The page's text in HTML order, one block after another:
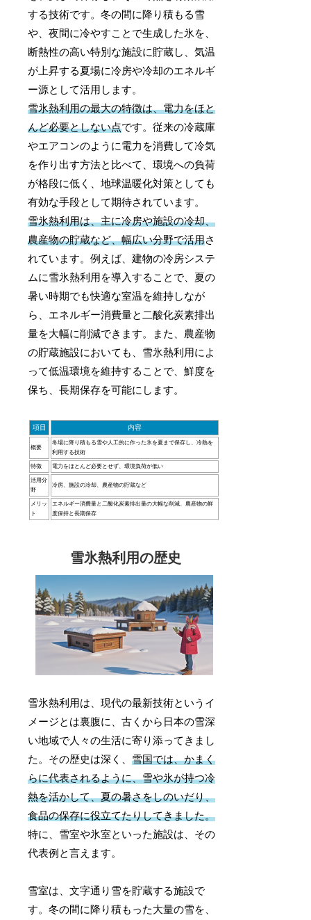
する技術です。冬の間に降り積もる雪
や、夜間に冷やすことで生成した氷を、
断熱性の高い特別な施設に貯蔵し、気温
が上昇する夏場に冷房や冷却のエネルギ
ー源として活用します。
雪氷熱利用の最大の特徴は、電力をほと
んど必要としない点です。従来の冷蔵庫
やエアコンのように電力を消費して冷気
を作り出す方法と比べて、環境への負荷
が格段に低く、地球温暖化対策としても
有効な手段として期待されています。
雪氷熱利用は、主に冷房や施設の冷却、
農産物の貯蔵など、幅広い分野で活用さ
れています。例えば、建物の冷房システ
ムに雪氷熱利用を導入することで、夏の
暑い時期でも快適な室温を維持しなが
ら、エネルギー消費量と二酸化炭素排出
量を大幅に削減できます。また、農産物
の貯蔵施設においても、雪氷熱利用によ
って低温環境を維持することで、鮮度を
保ち、長期保存を可能にします。
項目 内容
概要
冬場に降り積もる雪や人工的に作った氷を夏まで保存し、冷熱を
利用する技術
特徴 電力をほとんど必要とせず、環境負荷が低い
活用分
野
冷房、施設の冷却、農産物の貯蔵など
メリッ
ト
エネルギー消費量と二酸化炭素排出量の大幅な削減、農産物の鮮
度保持と長期保存
雪氷熱利用の歴史
雪氷熱利用は、現代の最新技術というイ
メージとは裏腹に、古くから日本の雪深
い地域で人々の生活に寄り添ってきまし
た。その歴史は深く、雪国では、かまく
らに代表されるように、雪や氷が持つ冷
熱を活かして、夏の暑さをしのいだり、
食品の保存に役立てたりしてきました。
特に、雪室や氷室といった施設は、その
代表例と言えます。
雪室は、文字通り雪を貯蔵する施設で
す。冬の間に降り積もった大量の雪を、